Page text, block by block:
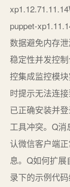
puppet-
数据避免内存
稳定性并发控
控集成监控模
时提示无法连
已正确安装并
工具冲突。Q
认微信客户端
息。Q如何扩
录下的示例代